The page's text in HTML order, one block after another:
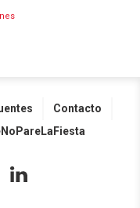
Contacto